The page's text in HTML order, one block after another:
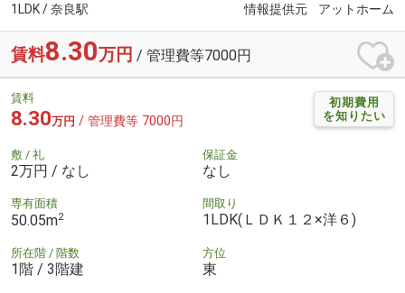
1LDK / 奈良駅 情報提供元 アットホーム
賃料8.30万円 / 管理費等7000円
初期費用
を知りたい
賃料
8.30万円 / 管理費等 7000円
敷 / 礼
2万円 / なし
保証金
なし
専有面積
50.05m2
間取り
1LDK(ＬＤＫ１２×洋６)
所在階 / 階数
1階 / 3階建
方位
東